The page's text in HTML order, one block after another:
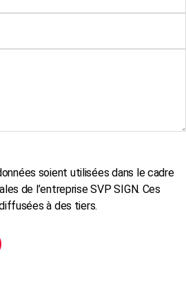
soient utilisées dans le cadre
de l’entreprise SVP SIGN. Ces
à des tiers.